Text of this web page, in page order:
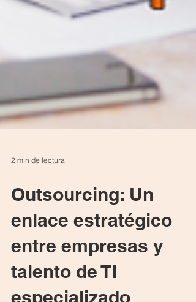
Outsourcing: Un
enlace estratégico
entre empresas y
talento de TI